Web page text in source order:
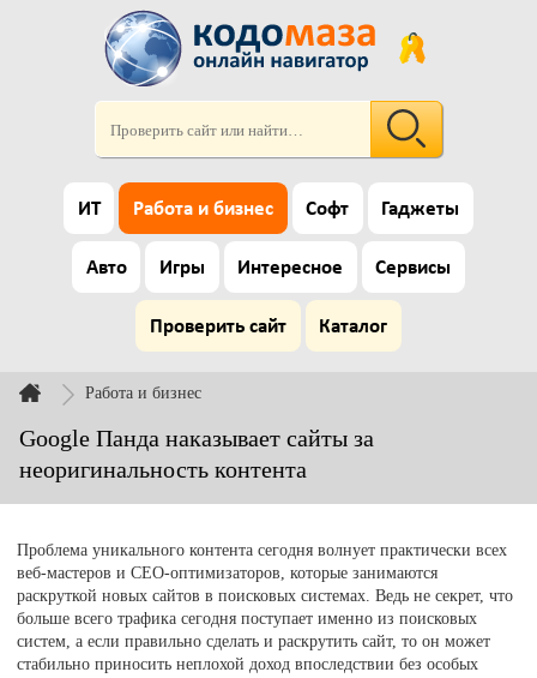
ИТ Работа и бизнес Софт Гаджеты
Авто Игры Интересное Сервисы
Проверить сайт Каталог
Работа и бизнес
Google Панда наказывает сайты за
неоригинальность контента
Проблема уникального контента сегодня волнует практически всех
веб-мастеров и СЕО-оптимизаторов, которые занимаются
раскруткой новых сайтов в поисковых системах. Ведь не секрет, что
больше всего трафика сегодня поступает именно из поисковых
систем, а если правильно сделать и раскрутить сайт, то он может
стабильно приносить неплохой доход впоследствии без особых